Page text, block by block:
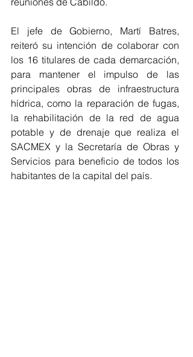
El jefe de Gobierno, Martí Batres,
reiteró su intención de colaborar con
los 16 titulares de cada demarcación,
para mantener el impulso de las
principales obras de infraestructura
hídrica, como la reparación de fugas,
la rehabilitación de la red de agua
potable y de drenaje que realiza el
SACMEX y la Secretaría de Obras y
Servicios para beneficio de todos los
habitantes de la capital del país.